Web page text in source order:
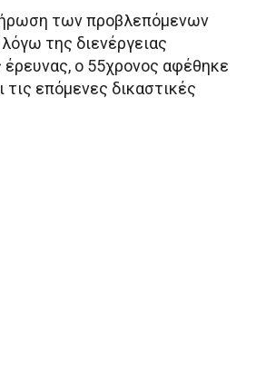
των προβλεπόμενων
της διενέργειας
ο 55χρονος αφέθηκε
τις επόμενες δικαστικές